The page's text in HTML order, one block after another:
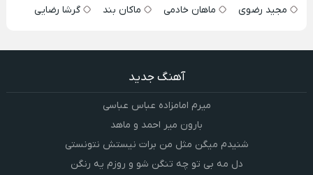
مجید رضوی
ماهان خادمی ماکان بند گرشا رضایی
آهنگ جدید
میرم امامزاده عباس عباسی
بارون میر احمد و ماهد
شنیدم میگن مثل من برات نیستش نتونستی
دل مه بی تو چه تنگن شو و روزم یه رنگن